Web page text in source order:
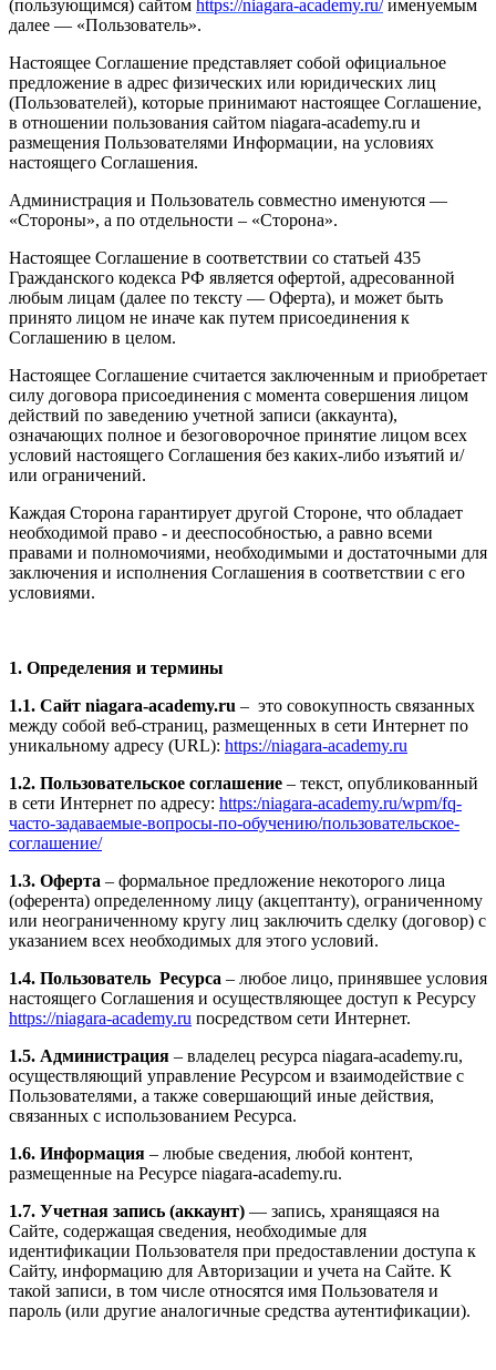
(пользующимся) сайтом https://niagara-academy.ru/ именуемым
далее — «Пользователь».
Настоящее Соглашение представляет собой официальное
предложение в адрес физических или юридических лиц
(Пользователей), которые принимают настоящее Соглашение,
в отношении пользования сайтом niagara-academy.ru и
размещения Пользователями Информации, на условиях
настоящего Соглашения.
Администрация и Пользователь совместно именуются —
«Стороны», а по отдельности – «Сторона».
Настоящее Соглашение в соответствии со статьей 435
Гражданского кодекса РФ является офертой, адресованной
любым лицам (далее по тексту — Оферта), и может быть
принято лицом не иначе как путем присоединения к
Соглашению в целом.
Настоящее Соглашение считается заключенным и приобретает
силу договора присоединения с момента совершения лицом
действий по заведению учетной записи (аккаунта),
означающих полное и безоговорочное принятие лицом всех
условий настоящего Соглашения без каких-либо изъятий и/
или ограничений.
Каждая Сторона гарантирует другой Стороне, что обладает
необходимой право - и дееспособностью, а равно всеми
правами и полномочиями, необходимыми и достаточными для
заключения и исполнения Соглашения в соответствии с его
условиями.
1. Определения и термины
1.1. Сайт niagara-academy.ru – это совокупность связанных
между собой веб-страниц, размещенных в сети Интернет по
уникальному адресу (URL): https://niagara-academy.ru
1.2. Пользовательское соглашение – текст, опубликованный
в сети Интернет по адресу: https:/niagara-academy.ru/wpm/fq-
часто-задаваемые-вопросы-по-обучению/пользовательское-
соглашение/
1.3. Оферта – формальное предложение некоторого лица
(оферента) определенному лицу (акцептанту), ограниченному
или неограниченному кругу лиц заключить сделку (договор) с
указанием всех необходимых для этого условий.
1.4. Пользователь Ресурса – любое лицо, принявшее условия
настоящего Соглашения и осуществляющее доступ к Ресурсу
https://niagara-academy.ru посредством сети Интернет.
1.5. Администрация – владелец ресурса niagara-academy.ru,
осуществляющий управление Ресурсом и взаимодействие с
Пользователями, а также совершающий иные действия,
связанных с использованием Ресурса.
1.6. Информация – любые сведения, любой контент,
размещенные на Ресурсе niagara-academy.ru.
1.7. Учетная запись (аккаунт) — запись, хранящаяся на
Сайте, содержащая сведения, необходимые для
идентификации Пользователя при предоставлении доступа к
Сайту, информацию для Авторизации и учета на Сайте. К
такой записи, в том числе относятся имя Пользователя и
пароль (или другие аналогичные средства аутентификации).